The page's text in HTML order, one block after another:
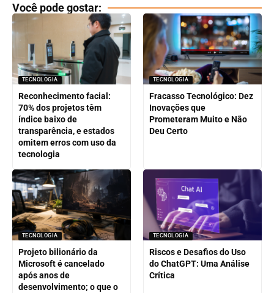
Você pode gostar:
TECNOLOGIA
Reconhecimento facial:
70% dos projetos têm
índice baixo de
transparência, e estados
omitem erros com uso da
tecnologia
TECNOLOGIA
Fracasso Tecnológico: Dez
Inovações que
Prometeram Muito e Não
Deu Certo
TECNOLOGIA
Projeto bilionário da
Microsoft é cancelado
após anos de
desenvolvimento; o que o
TECNOLOGIA
Riscos e Desafios do Uso
do ChatGPT: Uma Análise
Crítica